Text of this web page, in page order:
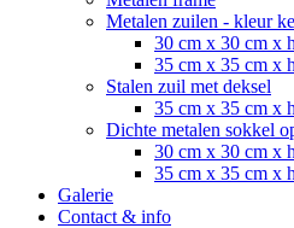
Metalen zuilen - kleur
30 cm x 30 cm x
35 cm x 35 cm x
Stalen zuil met deksel
35 cm x 35 cm x
Dichte metalen sokkel
30 cm x 30 cm x
35 cm x 35 cm x
Galerie
Contact & info